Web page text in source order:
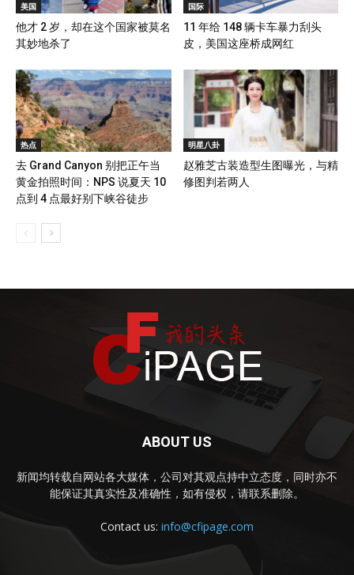
美国
他才 2 岁，却在这个国家被莫名
其妙地杀了
国际
11 年给 148 辆卡车暴力刮头
皮，美国这座桥成网红
热点
去 Grand Canyon 别把正午当
黄金拍照时间：NPS 说夏天 10
点到 4 点最好别下峡谷徒步
明星八卦
赵雅芝古装造型生图曝光，与精
修图判若两人
ABOUT US
新闻均转载自网站各大媒体，公司对其观点持中立态度，同时亦不
能保证其真实性及准确性，如有侵权，请联系删除。
Contact us: info@cfipage.com